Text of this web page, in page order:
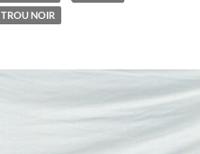
TROU NOIR